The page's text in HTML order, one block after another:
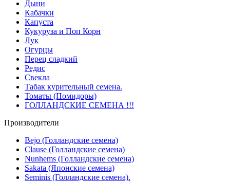
Дыни
Кабачки
Капуста
Кукуруза и Поп Корн
Лук
Огурцы
Перец сладкий
Редис
Свекла
Табак курительный семена.
Томаты (Помидоры)
ГОЛЛАНДСКИЕ СЕМЕНА !!!
Производители
Bejo (Голландские семена)
Clause (Голландские семена)
Nunhems (Голландские семена)
Sakata (Японские семена)
Seminis (Голландские семена).